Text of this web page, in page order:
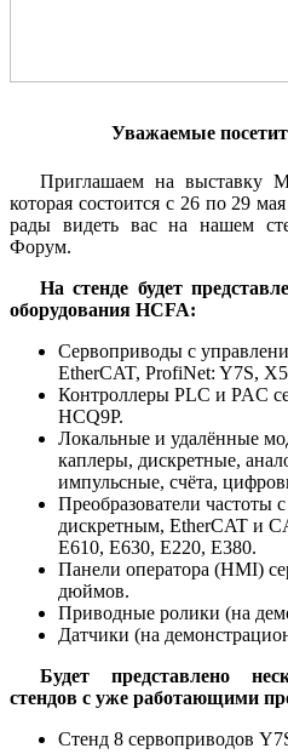
Уважаемые
Приглашаем на
которая состоится с 26 по 29
рады видеть вас на нашем
Форум.
На стенде будет
оборудования HCFA:
Сервоприводы с
EtherCAT, ProfiNet: Y7S,
Контроллеры PLC и PAC
HCQ9P.
Локальные и удалённые
каплеры, дискретные,
импульсные, счёта,
Преобразователи частоты
дискретным, EtherCAT и
E610, E630, E220, Е380.
Панели оператора (HMI)
дюймов.
Приводные ролики (на
Датчики (на
Будет представлено
стендов с уже работающими
Стенд 8 сервоприводов